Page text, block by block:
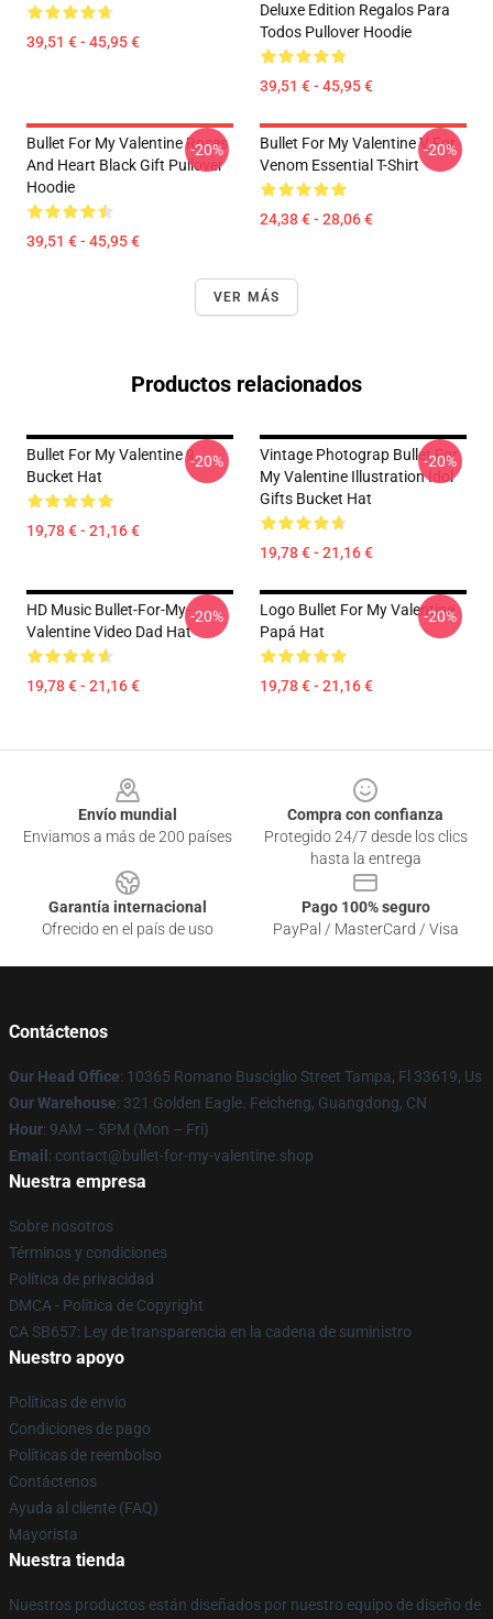
39,51 € - 45,95 €
Deluxe Edition Regalos Para
Todos Pullover Hoodie
39,51 € - 45,95 €
Bullet For My Valentine Roses
And Heart Black Gift Pullover
Hoodie
39,51 € - 45,95 €
-20%
Bullet For My Valentine V For
Venom Essential T-Shirt
24,38 € - 28,06 €
-20%
VER MÁS
Productos relacionados
Bullet For My Valentine 9
Bucket Hat
19,78 € - 21,16 €
-20%
Vintage Photograp Bullet For
My Valentine Illustration Idol
Gifts Bucket Hat
19,78 € - 21,16 €
-20%
HD Music Bullet-For-My-
Valentine Video Dad Hat
19,78 € - 21,16 €
-20%
Logo Bullet For My Valentine
Papá Hat
19,78 € - 21,16 €
-20%
Envío mundial
Enviamos a más de 200 países
Compra con confianza
Protegido 24/7 desde los clics
hasta la entrega
Garantía internacional
Ofrecido en el país de uso
Pago 100% seguro
PayPal / MasterCard / Visa
Contáctenos
Our Head Office: 10365 Romano Busciglio Street Tampa, Fl 33619, Us
Our Warehouse: 321 Golden Eagle. Feicheng, Guangdong, CN
Hour: 9AM – 5PM (Mon – Fri)
Email : contact@bullet-for-my-valentine.shop
Nuestra empresa
Sobre nosotros
Términos y condiciones
Política de privacidad
DMCA - Política de Copyright
CA SB657: Ley de transparencia en la cadena de suministro
Nuestro apoyo
Políticas de envío
Condiciones de pago
Políticas de reembolso
Contáctenos
Ayuda al cliente (FAQ)
Mayorista
Nuestra tienda
Nuestros productos están diseñados por nuestro equipo de diseño de